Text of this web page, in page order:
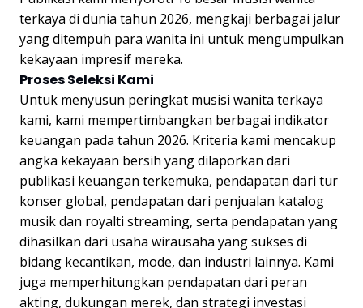
terkaya di dunia tahun 2026, mengkaji berbagai jalur
yang ditempuh para wanita ini untuk mengumpulkan
kekayaan impresif mereka.
Proses Seleksi Kami
Untuk menyusun peringkat musisi wanita terkaya
kami, kami mempertimbangkan berbagai indikator
keuangan pada tahun 2026. Kriteria kami mencakup
angka kekayaan bersih yang dilaporkan dari
publikasi keuangan terkemuka, pendapatan dari tur
konser global, pendapatan dari penjualan katalog
musik dan royalti streaming, serta pendapatan yang
dihasilkan dari usaha wirausaha yang sukses di
bidang kecantikan, mode, dan industri lainnya. Kami
juga memperhitungkan pendapatan dari peran
akting, dukungan merek, dan strategi investasi